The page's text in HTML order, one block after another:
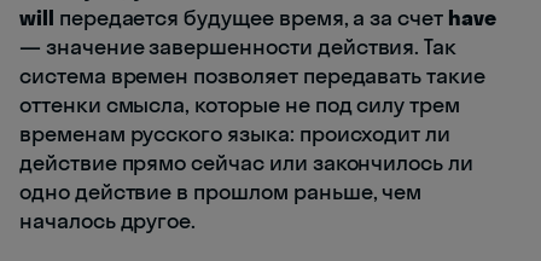
will передается будущее время, а за счет have
— значение завершенности действия. Так
система времен позволяет передавать такие
оттенки смысла, которые не под силу трем
временам русского языка: происходит ли
действие прямо сейчас или закончилось ли
одно действие в прошлом раньше, чем
началось другое.